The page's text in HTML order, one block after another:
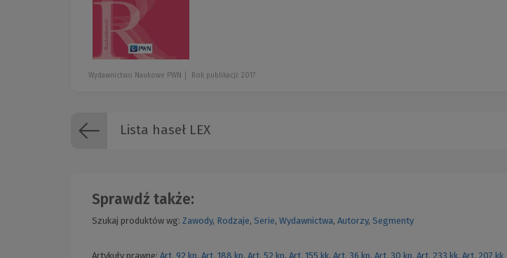
Wydawnictwo Naukowe PWN Rok publikacji: 2017
Lista haseł LEX
Sprawdź także:
Szukaj produktów wg: Zawody, Rodzaje, Serie, Wydawnictwa, Autorzy, Segmenty
Artykuły prawne: Art. 92 kp, Art. 188 kp, Art. 52 kp, Art. 155 kk, Art. 36 kp, Art. 30 kp, Art. 233 kk, Art. 207 kk